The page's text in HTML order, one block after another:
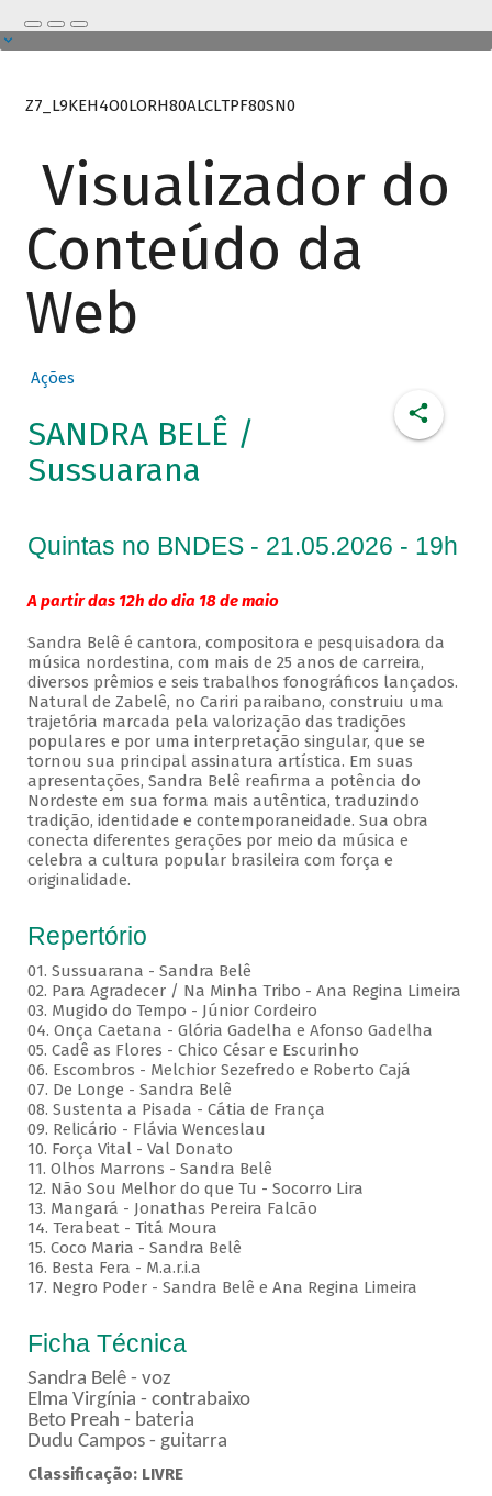
Z7_L9KEH4O0LORH80ALCLTPF80SN0
Visualizador do
Conteúdo da
Web
Ações
SANDRA BELÊ /
Sussuarana
Quintas no BNDES - 21.05.2026 - 19h
A partir das 12h do dia 18 de maio
Sandra Belê é cantora, compositora e pesquisadora da
música nordestina, com mais de 25 anos de carreira,
diversos prêmios e seis trabalhos fonográficos lançados.
Natural de Zabelê, no Cariri paraibano, construiu uma
trajetória marcada pela valorização das tradições
populares e por uma interpretação singular, que se
tornou sua principal assinatura artística. Em suas
apresentações, Sandra Belê reafirma a potência do
Nordeste em sua forma mais autêntica, traduzindo
tradição, identidade e contemporaneidade. Sua obra
conecta diferentes gerações por meio da música e
celebra a cultura popular brasileira com força e
originalidade.
Repertório
01. Sussuarana - Sandra Belê
02. Para Agradecer / Na Minha Tribo - Ana Regina Limeira
03. Mugido do Tempo - Júnior Cordeiro
04. Onça Caetana - Glória Gadelha e Afonso Gadelha
05. Cadê as Flores - Chico César e Escurinho
06. Escombros - Melchior Sezefredo e Roberto Cajá
07. De Longe - Sandra Belê
08. Sustenta a Pisada - Cátia de França
09. Relicário - Flávia Wenceslau
10. Força Vital - Val Donato
11. Olhos Marrons - Sandra Belê
12. Não Sou Melhor do que Tu - Socorro Lira
13. Mangará - Jonathas Pereira Falcão
14. Terabeat - Titá Moura
15. Coco Maria - Sandra Belê
16. Besta Fera - M.a.r.i.a
17. Negro Poder - Sandra Belê e Ana Regina Limeira
Ficha Técnica
Sandra Belê - voz
Elma Virgínia - contrabaixo
Beto Preah - bateria
Dudu Campos - guitarra
Classificação: LIVRE